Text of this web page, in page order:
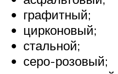
графитный;
цирконовый;
стальной;
серо-розовый;